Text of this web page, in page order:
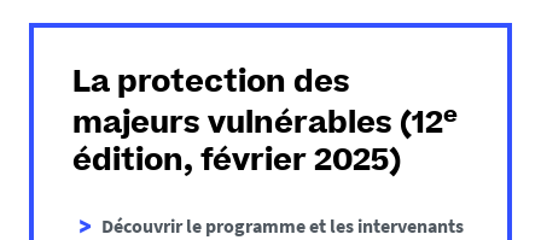
La protection des
majeurs vulnérables (12e
édition, février 2025)
Découvrir le programme et les intervenants